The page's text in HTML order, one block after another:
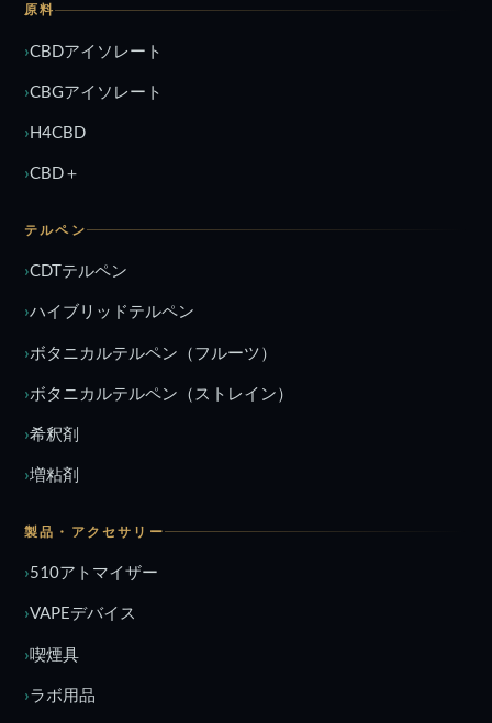
原料
CBDアイソレート
CBGアイソレート
H4CBD
CBD＋
テルペン
CDTテルペン
ハイブリッドテルペン
ボタニカルテルペン（フルーツ）
ボタニカルテルペン（ストレイン）
希釈剤
増粘剤
製品・アクセサリー
510アトマイザー
VAPEデバイス
喫煙具
ラボ用品